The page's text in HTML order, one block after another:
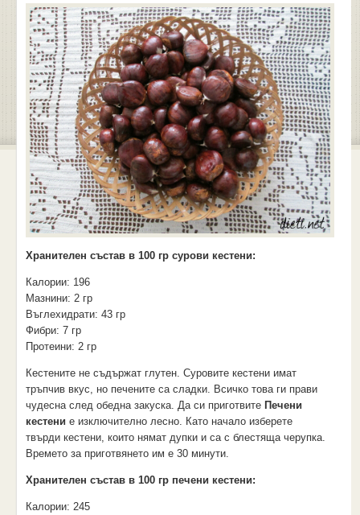
Хранителен състав в 100 гр сурови кестени:
Калории: 196
Мазнини: 2 гр
Въглехидрати: 43 гр
Фибри: 7 гр
Протеини: 2 гр
Кестените не съдържат глутен. Суровите кестени имат
тръпчив вкус, но печените са сладки. Всичко това ги прави
чудесна след обедна закуска. Да си приготвите Печени
кестени е изключително лесно. Като начало изберете
твърди кестени, които нямат дупки и са с блестяща черупка.
Времето за приготвянето им е 30 минути.
Хранителен състав в 100 гр печени кестени:
Калории: 245